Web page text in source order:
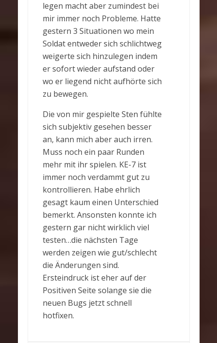
legen macht aber zumindest bei
mir immer noch Probleme. Hatte
gestern 3 Situationen wo mein
Soldat entweder sich schlichtweg
weigerte sich hinzulegen indem
er sofort wieder aufstand oder
wo er liegend nicht aufhörte sich
zu bewegen.
Die von mir gespielte Sten fühlte
sich subjektiv gesehen besser
an, kann mich aber auch irren.
Muss noch ein paar Runden
mehr mit ihr spielen. KE-7 ist
immer noch verdammt gut zu
kontrollieren. Habe ehrlich
gesagt kaum einen Unterschied
bemerkt. Ansonsten konnte ich
gestern gar nicht wirklich viel
testen…die nächsten Tage
werden zeigen wie gut/schlecht
die Änderungen sind.
Ersteindruck ist eher auf der
Positiven Seite solange sie die
neuen Bugs jetzt schnell
hotfixen.